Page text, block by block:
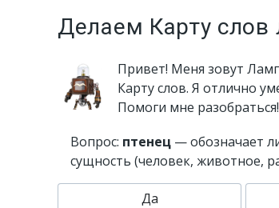
Делаем Карту слов
Привет! Меня зовут
Карту слов. Я отлично
Помоги мне разобраться!
Вопрос: птенец — обозначает
сущность (человек, животное,
Да